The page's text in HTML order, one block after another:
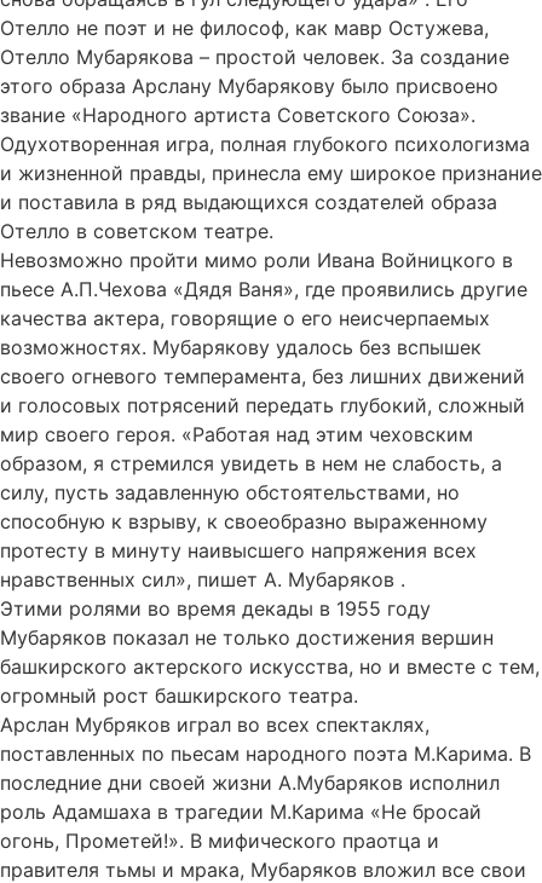
Отелло не поэт и не философ, как мавр Остужева,
Отелло Мубарякова – простой человек. За создание
этого образа Арслану Мубарякову было присвоено
звание «Народного артиста Советского Союза».
Одухотворенная игра, полная глубокого психологизма
и жизненной правды, принесла ему широкое признание
и поставила в ряд выдающихся создателей образа
Отелло в советском театре.
Невозможно пройти мимо роли Ивана Войницкого в
пьесе А.П.Чехова «Дядя Ваня», где проявились другие
качества актера, говорящие о его неисчерпаемых
возможностях. Мубарякову удалось без вспышек
своего огневого темперамента, без лишних движений
и голосовых потрясений передать глубокий, сложный
мир своего героя. «Работая над этим чеховским
образом, я стремился увидеть в нем не слабость, а
силу, пусть задавленную обстоятельствами, но
способную к взрыву, к своеобразно выраженному
протесту в минуту наивысшего напряжения всех
нравственных сил», пишет А. Мубаряков .
Этими ролями во время декады в 1955 году
Мубаряков показал не только достижения вершин
башкирского актерского искусства, но и вместе с тем,
огромный рост башкирского театра.
Арслан Мубряков играл во всех спектаклях,
поставленных по пьесам народного поэта М.Карима. В
последние дни своей жизни А.Мубаряков исполнил
роль Адамшаха в трагедии М.Карима «Не бросай
огонь, Прометей!». В мифического праотца и
правителя тьмы и мрака, Мубаряков вложил все свои